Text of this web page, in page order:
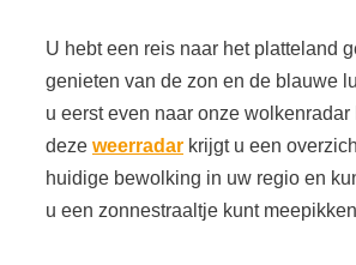
U hebt een reis naar het platteland
genieten van de zon en de blauwe
u eerst even naar onze wolkenradar
deze weerradar krijgt u een
huidige bewolking in uw regio en
u een zonnestraaltje kunt